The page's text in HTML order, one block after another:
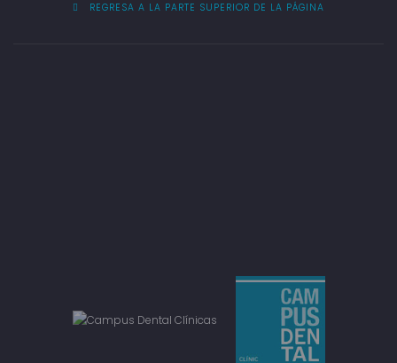
REGRESA A LA PARTE SUPERIOR DE LA PÁGINA